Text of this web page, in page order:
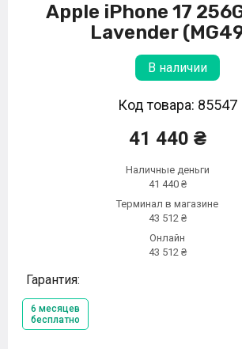
Apple iPhone 17
Lavender
В наличии
Код товара: 85547
41 440 ₴
Наличные деньги
41 440 ₴
Терминал в магазине
43 512 ₴
Онлайн
43 512 ₴
Гарантия:
6 месяцев
бесплатно